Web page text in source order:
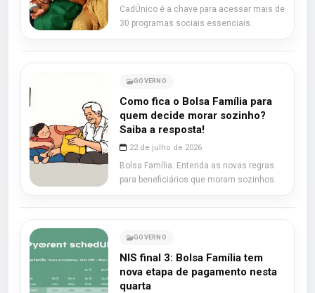
CadÚnico é a chave para acessar mais de
30 programas sociais essenciais.
GOVERNO
Como fica o Bolsa Família para
quem decide morar sozinho?
Saiba a resposta!
22 de julho de 2026
Bolsa Família: Entenda as novas regras
para beneficiários que moram sozinhos.
GOVERNO
NIS final 3: Bolsa Família tem
nova etapa de pagamento nesta
quarta